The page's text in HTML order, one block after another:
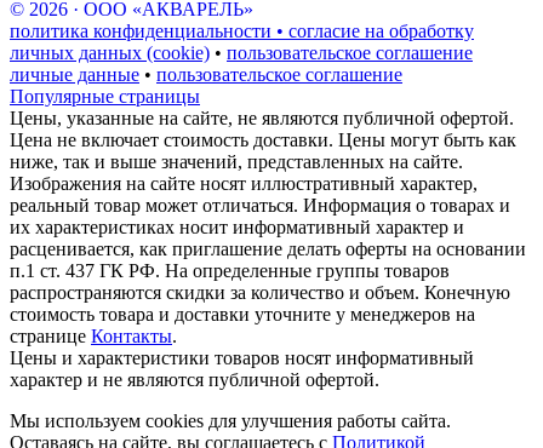
© 2026 · ООО «АКВАРЕЛЬ»
политика конфиденциальности • согласие на обработку
личных данных (cookie) • пользовательское соглашение
личные данные • пользовательское соглашение
Популярные страницы
Цены, указанные на сайте, не являются публичной офертой.
Цена не включает стоимость доставки. Цены могут быть как
ниже, так и выше значений, представленных на сайте.
Изображения на сайте носят иллюстративный характер,
реальный товар может отличаться. Информация о товарах и
их характеристиках носит информативный характер и
расценивается, как приглашение делать оферты на основании
п.1 ст. 437 ГК РФ. На определенные группы товаров
распространяются скидки за количество и объем. Конечную
стоимость товара и доставки уточните у менеджеров на
странице Контакты.
Цены и характеристики товаров носят информативный
характер и не являются публичной офертой.
Мы используем cookies для улучшения работы сайта.
Оставаясь на сайте, вы соглашаетесь с Политикой